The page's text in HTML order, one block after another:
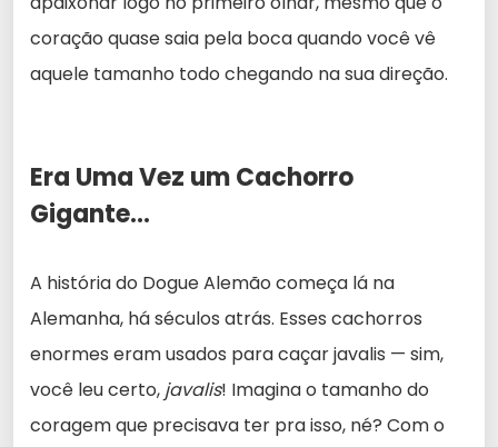
coração quase saia pela boca quando você vê
aquele tamanho todo chegando na sua direção.
Era Uma Vez um Cachorro
Gigante…
A história do Dogue Alemão começa lá na
Alemanha, há séculos atrás. Esses cachorros
enormes eram usados para caçar javalis — sim,
você leu certo, javalis! Imagina o tamanho do
coragem que precisava ter pra isso, né? Com o